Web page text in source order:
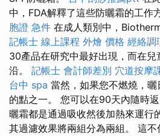
中，FDA解釋了這些防曬霜的工作
胞證 急件 在成人類別中，
記帳士 線上課程 外燴 價格 經絡調
30產品在研究中最好出現，而在
沿。 記帳士 會計師差別 穴道按摩
台中 spa 當然，如果您不燃燒，
的點之一。 您可以在90天內隨時
曬霜都是通過吸收然後加熱來運行
其過濾效果將兩組分為兩組。 這